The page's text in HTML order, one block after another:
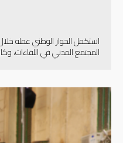
استكمل الحوار الوطني عمله
المجتمع المدني في اللقاءات،